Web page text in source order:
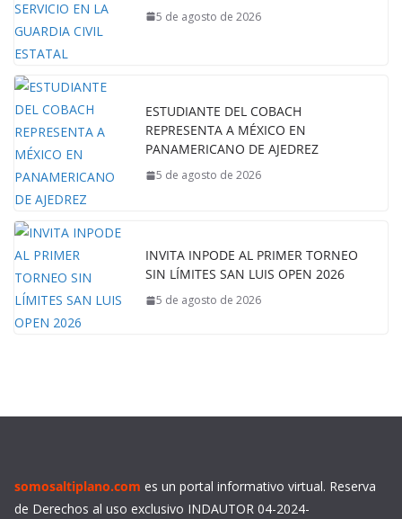
5 de agosto de 2026
ESTUDIANTE DEL COBACH
REPRESENTA A MÉXICO EN
PANAMERICANO DE AJEDREZ
5 de agosto de 2026
INVITA INPODE AL PRIMER TORNEO
SIN LÍMITES SAN LUIS OPEN 2026
5 de agosto de 2026
somosaltiplano.com es un portal informativo virtual. Reserva
de Derechos al uso exclusivo INDAUTOR 04-2024-